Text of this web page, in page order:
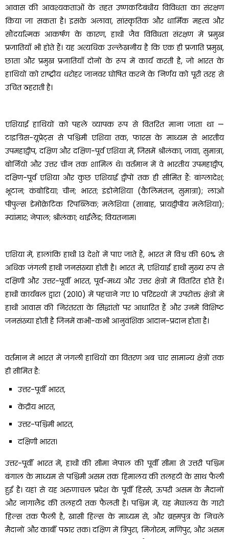
आवास की आवश्यकताओं के तहत उष्णकटिबंधीय विविधता का संरक्षण
किया जा सकता है। इसके अलावा, सांस्कृतिक और धार्मिक महत्व और
सौंदर्यात्मक आकर्षण के कारण, हाथी जैव विविधता संरक्षण में प्रमुख
प्रजातियाँ भी होते हैं। यह अत्यधिक उल्लेखनीय है कि एक ही प्रजाति प्रमुख,
छाता और प्रमुख प्रजातियाँ दोनों के रूप में कार्य करती है, जो भारत के
हाथियों को राष्ट्रीय धरोहर जानवर घोषित करने के निर्णय को पूरी तरह से
उचित ठहराती है।
एशियाई हाथियों को पहले व्यापक रूप से वितरित माना जाता था —
टाइग्रिस-यूप्रेट्स से पश्चिमी एशिया तक, फारस के माध्यम से भारतीय
उपमहाद्वीप, दक्षिण और दक्षिण-पूर्व एशिया में, जिसमें श्रीलंका, जावा, सुमात्रा,
बोर्नियो और उत्तर चीन तक शामिल थे। वर्तमान में वे भारतीय उपमहाद्वीप,
दक्षिण-पूर्व एशिया और कुछ एशियाई द्वीपों तक ही सीमित हैं: बांग्लादेश;
भूटान; कंबोडिया; चीन; भारत; इंडोनेशिया (कैलिमंतन, सुमात्रा); लाओ
पीपुल्स डेमोक्रेटिक रिपब्लिक; मलेशिया (साबाह, प्रायद्वीपीय मलेशिया);
म्यांमार; नेपाल; श्रीलंका; थाईलैंड; वियतनाम।
एशिया में, हालांकि हाथी 13 देशों में पाए जाते हैं, भारत में विश्व की 60% से
अधिक जंगली हाथी जनसंख्या होती है। भारत में, एशियाई हाथी मुख्य रूप से
दक्षिणी और उत्तर-पूर्वी भारत, पूर्व-मध्य और उत्तर क्षेत्रों में वितरित होते हैं।
हाथी कार्यबल द्वारा (2010) में पहचाने गए 10 परिदृश्यों में उपरोक्त क्षेत्रों में
हाथी आवास की निरंतरता के सिद्धांतों पर आधारित हैं और उनमें विशिष्ट
जनसंख्या होती है जिनमें कभी-कभी आनुवंशिक आदान-प्रदान होता है।
वर्तमान में भारत में जंगली हाथियों का वितरण अब चार सामान्य क्षेत्रों तक
ही सीमित है:
उत्तर-पूर्वी भारत,
केंद्रीय भारत,
उत्तर-पश्चिमी भारत,
दक्षिणी भारत।
उत्तर-पूर्वी भारत में, हाथी की सीमा नेपाल की पूर्वी सीमा से उत्तरी पश्चिम
बंगाल के माध्यम से पश्चिमी असम तक हिमालय की तलहटी के साथ फैली
हुई है। यहां से यह अरुणाचल प्रदेश के पूर्वी हिस्से, ऊपरी असम के मैदानों
और नागालैंड की तलहटी तक फैलती है। पश्चिम में, यह मेघालय के गारो
हिल्स तक फैली है, खासी हिल्स के माध्यम से, और ब्रह्मपुत्र के निचले
मैदानों और कार्बी पठार तक। दक्षिण में त्रिपुरा, मिजोरम, मणिपुर, और असम